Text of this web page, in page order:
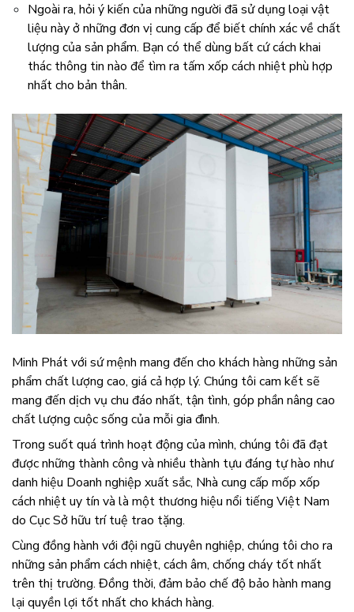
Ngoài ra, hỏi ý kiến của những người đã sử dụng loại vật
liệu này ở những đơn vị cung cấp để biết chính xác về chất
lượng của sản phẩm. Bạn có thể dùng bất cứ cách khai
thác thông tin nào để tìm ra tấm xốp cách nhiệt phù hợp
nhất cho bản thân.
Minh Phát với sứ mệnh mang đến cho khách hàng những sản
phẩm chất lượng cao, giá cả hợp lý. Chúng tôi cam kết sẽ
mang đến dịch vụ chu đáo nhất, tận tình, góp phần nâng cao
chất lượng cuộc sống của mỗi gia đình.
Trong suốt quá trình hoạt động của mình, chúng tôi đã đạt
được những thành công và nhiều thành tựu đáng tự hào như
danh hiệu Doanh nghiệp xuất sắc, Nhà cung cấp mốp xốp
cách nhiệt uy tín và là một thương hiệu nổi tiếng Việt Nam
do Cục Sở hữu trí tuệ trao tặng.
Cùng đồng hành với đội ngũ chuyên nghiệp, chúng tôi cho ra
những sản phẩm cách nhiệt, cách âm, chống cháy tốt nhất
trên thị trường. Đồng thời, đảm bảo chế độ bảo hành mang
lại quyền lợi tốt nhất cho khách hàng.